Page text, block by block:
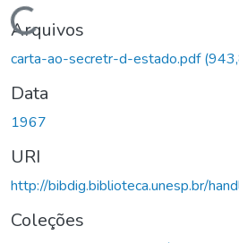
Carregando...
Arquivos
carta-ao-secretr-d-estado.pdf
Data
1967
URI
http://bibdig.biblioteca.unesp.br/
Coleções